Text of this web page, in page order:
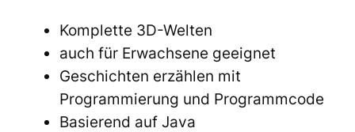
Komplette 3D-Welten
auch für Erwachsene geeignet
Geschichten erzählen mit
Programmierung und Programmcode
Basierend auf Java